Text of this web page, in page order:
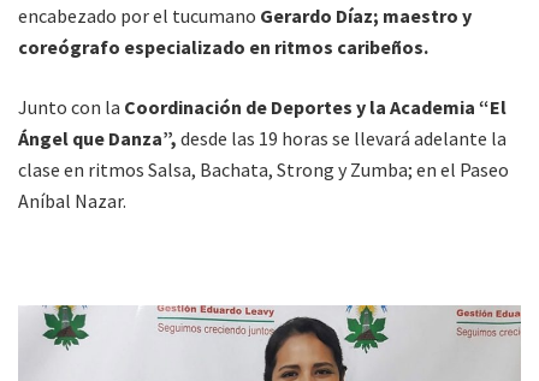
encabezado por el tucumano Gerardo Díaz; maestro y
coreógrafo especializado en ritmos caribeños.
Junto con la Coordinación de Deportes y la Academia “El
Ángel que Danza”, desde las 19 horas se llevará adelante la
clase en ritmos Salsa, Bachata, Strong y Zumba; en el Paseo
Aníbal Nazar.